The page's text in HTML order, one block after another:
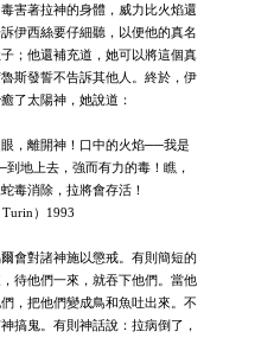
害著拉神的身體，威力比火焰還
伊西絲要仔細聽，以便他的真名
；他還補充道，她可以將這個真
斯發誓不告訴其他人。終於，伊
了太陽神，她說道：
，離開神！口中的火焰──我是
地上去，強而有力的毒！瞧，
毒消除，拉將會存活！
）1993
會對諸神施以懲戒。有則簡短的
待他們一來，就吞下他們。當他
，把他們變成鳥和魚吐出來。不
搞鬼。有則神話說：拉病倒了，